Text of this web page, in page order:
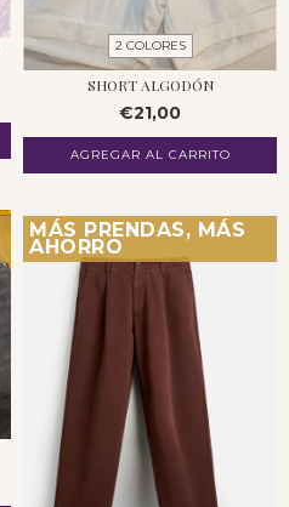
2 COLORES
SHORT ALGODÓN
€21,00
AGREGAR AL CARRITO
MÁS PRENDAS, MÁS
AHORRO